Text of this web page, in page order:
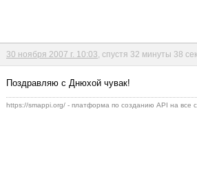
30 ноября 2007 г. 10:03 , спустя 32 минуты 38
Поздравляю с Днюхой чувак!
https://smappi.org/ - платформа по созданию API на все